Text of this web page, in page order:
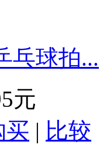
乓球拍...
元
买 | 比较